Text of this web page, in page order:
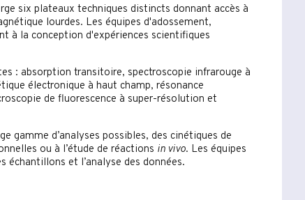
six plateaux techniques distincts donnant accès à
lourdes. Les équipes d'adossement,
à la conception d'expériences scientifiques
: absorption transitoire, spectroscopie infrarouge à
électronique à haut champ, résonance
de fluorescence à super-résolution et
gamme d’analyses possibles, des cinétiques de
ou à l’étude de réactions in vivo. Les équipes
et l’analyse des données.